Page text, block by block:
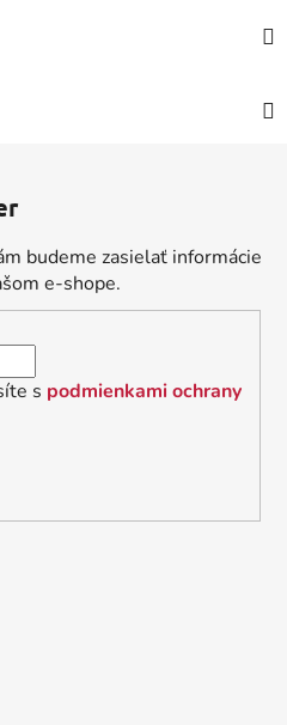
budeme zasielať informácie
e-shope.
s podmienkami ochrany